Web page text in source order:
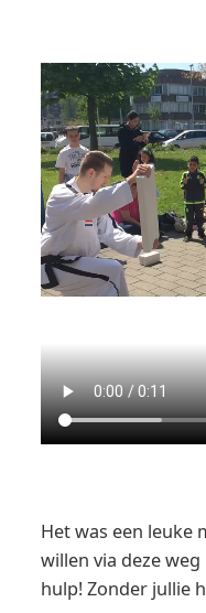
Het was een leuke
willen via deze
hulp! Zonder jullie